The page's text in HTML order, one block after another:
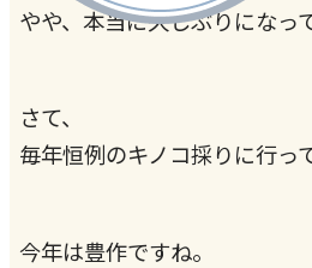
やや、本当に久しぶりになっ
さて、
毎年恒例のキノコ採りに行っ
今年は豊作ですね。